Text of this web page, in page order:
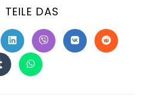
TEILE DAS